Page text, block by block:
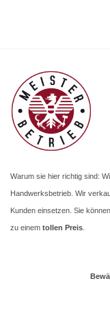
Warum sie hier richtig sind:
Handwerksbetrieb. Wir
Kunden einsetzen. Sie
zu einem tollen Preis